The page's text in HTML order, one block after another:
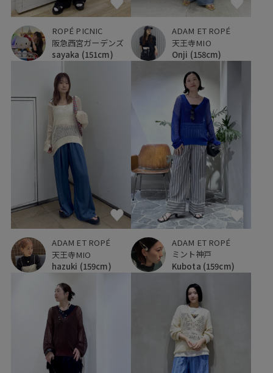
ROPÉ PICNIC
阪急西宮ガーデンズ
sayaka (151cm)
ADAM ET ROPÉ
天王寺MIO
Onji (158cm)
ADAM ET ROPÉ
天王寺MIO
hazuki (159cm)
ADAM ET ROPÉ
ミント神戸
Kubota (159cm)